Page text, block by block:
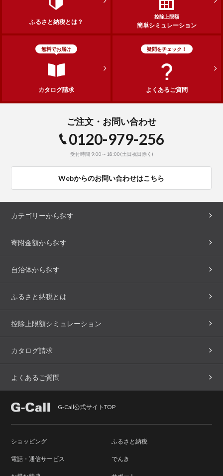
ふるさと納税とは？
控除上限額
簡単シミュレーション
無料でお届け
カタログ請求
疑問をチェック！
よくあるご質問
ご注文・お問い合わせ
0120-979-256
受付時間 9:00～18:00(土日祝日除く)
Webからのお問い合わせはこちら
カテゴリーから探す
寄附金額から探す
自治体から探す
ふるさと納税とは
控除上限額シミュレーション
カタログ請求
よくあるご質問
G-Call公式サイトTOP
ショッピング ふるさと納税
電話・通信サービス でんき